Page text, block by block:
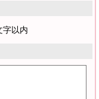
字以内